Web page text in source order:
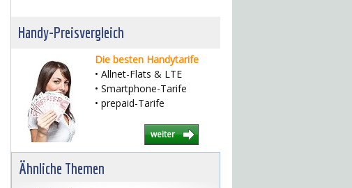
Handy-Preisvergleich
Die besten Handytarife
• Allnet-Flats & LTE
• Smartphone-Tarife
• prepaid-Tarife
weiter
Ähnliche Themen